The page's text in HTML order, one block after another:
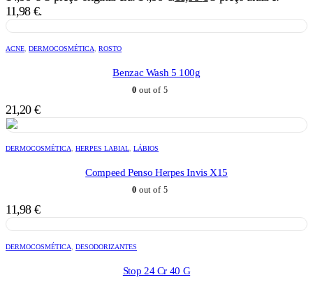
11,98 €.
ACNE, DERMOCOSMÉTICA, ROSTO
Benzac Wash 5 100g
0 out of 5
21,20 €
DERMOCOSMÉTICA, HERPES LABIAL, LÁBIOS
Compeed Penso Herpes Invis X15
0 out of 5
11,98 €
DERMOCOSMÉTICA, DESODORIZANTES
Stop 24 Cr 40 G